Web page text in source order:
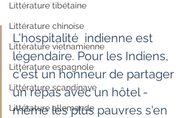
Littérature tibétaine
Littérature chinoise
Littérature vietnamienne
Littérature espagnole
Littérature scandinave
Littérature allemande
L'hospitalité  indienne est
légendaire. Pour les Indiens,
c'est un honneur de partager
un repas avec un hôtel -
même les plus pauvres s'en